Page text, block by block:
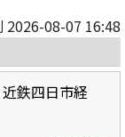
2026-08-07 16:48
鉄四日市経